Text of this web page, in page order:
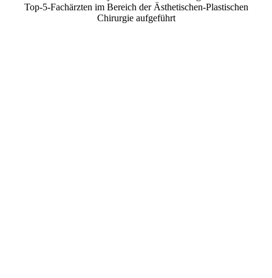
Top-5-Fachärzten im Bereich der Ästhetischen-Plastischen
Chirurgie aufgeführt